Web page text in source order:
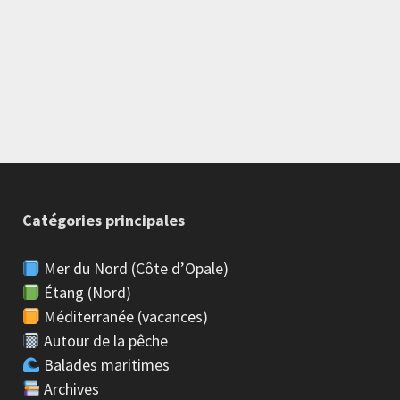
Catégories principales
Mer du Nord (Côte d’Opale)
Étang (Nord)
Méditerranée (vacances)
Autour de la pêche
Balades maritimes
Archives